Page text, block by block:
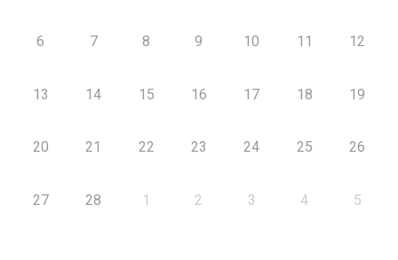
6 7 8 9 10 11 12
13 14 15 16 17 18 19
20 21 22 23 24 25 26
27 28 1 2 3 4 5